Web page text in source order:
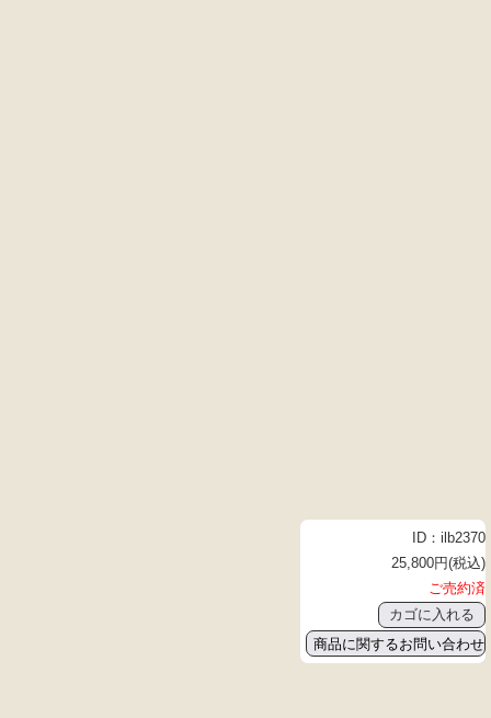
ID：ilb2370
25,800円(税込)
ご売約済
商品に関するお問い合わせ